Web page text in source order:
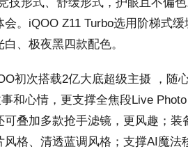
。iQOO Z11 Turbo选用阶梯式
、极夜黑四款配色。
次搭载2亿大底超级主摄 ，随
和心情，更支撑全焦段Live
叠加多款抢手滤镜，更风趣；
格、清透蓝调风格；支撑AI魔